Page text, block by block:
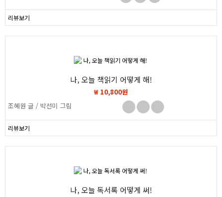
리뷰보기
나, 오늘 책읽기 어떻게 해!
₩ 10,800원
조혜원 글 / 박선미 그림
리뷰보기
나, 오늘 독서록 어떻게 써!